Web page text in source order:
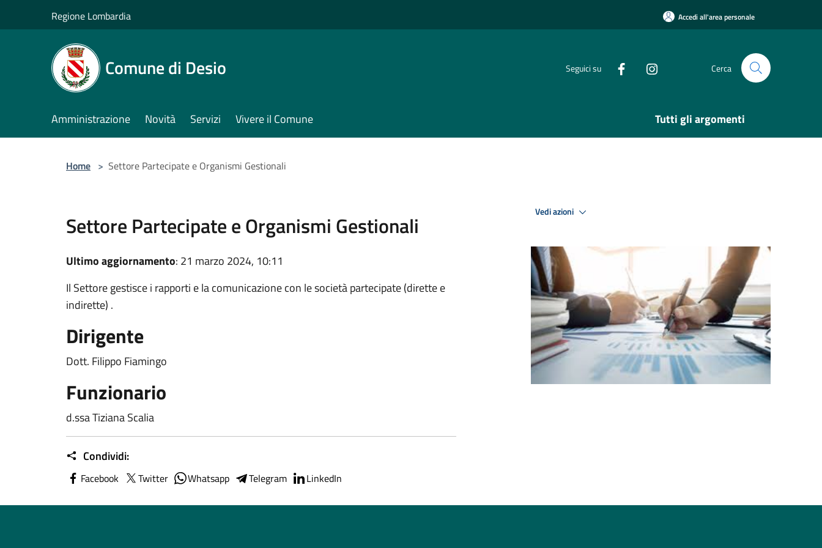
Regione Lombardia Accedi all'area personale
Comune di Desio Seguici su Cerca
Amministrazione Novità Servizi Vivere il Comune Tutti gli argomenti
Home > Settore Partecipate e Organismi Gestionali
Settore Partecipate e Organismi Gestionali
Ultimo aggiornamento: 21 marzo 2024, 10:11
Il Settore gestisce i rapporti e la comunicazione con le società partecipate (dirette e
indirette) .
Dirigente
Dott. Filippo Fiamingo
Funzionario
d.ssa Tiziana Scalia
Condividi:
Facebook Twitter Whatsapp Telegram LinkedIn
Vedi azioni